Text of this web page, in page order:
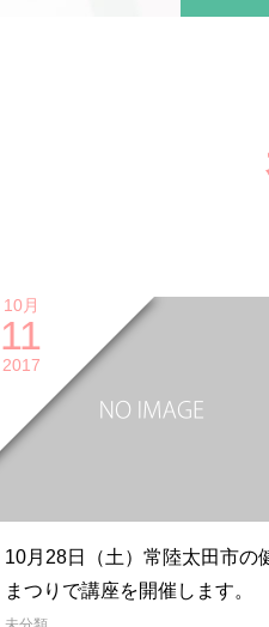
10月
11
2017
10月28日（土）常陸太田市の
まつりで講座を開催します。